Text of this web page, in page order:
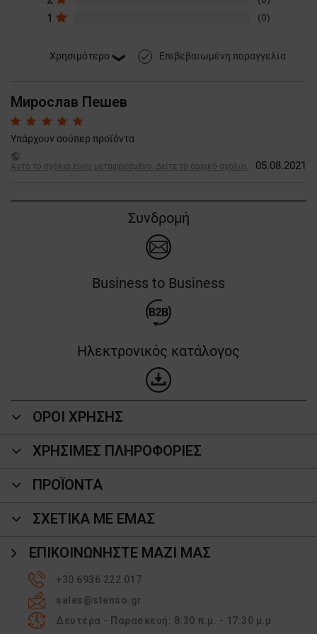
1 (0)
done Επιβεβαιωμένη παραγγελία
Мирослав Пешев
Υπάρχουν σούπερ προϊόντα
public
Αυτό το σχόλιο είναι μεταφρασμένο. Δείτε το αρχικό σχόλιο.
05.08.2021
Συνδρομή
Business to Business
Ηλεκτρονικός κατάλογος
ΟΡΟΙ ΧΡΗΣΗΣ
ΧΡΗΣΙΜΕΣ ΠΛΗΡΟΦΟΡΙΕΣ
ΠΡΟΪΌΝΤΑ
ΣΧΕΤΙΚΑ ΜΕ ΕΜΑΣ
ΕΠΙΚΟΙΝΩΝΉΣΤΕ ΜΑΖΊ ΜΑΣ
+30 6936 222 017
sales@stenso.gr
Δευτέρα - Παρασκευή: 8:30 π.μ. - 17:30 μ.μ